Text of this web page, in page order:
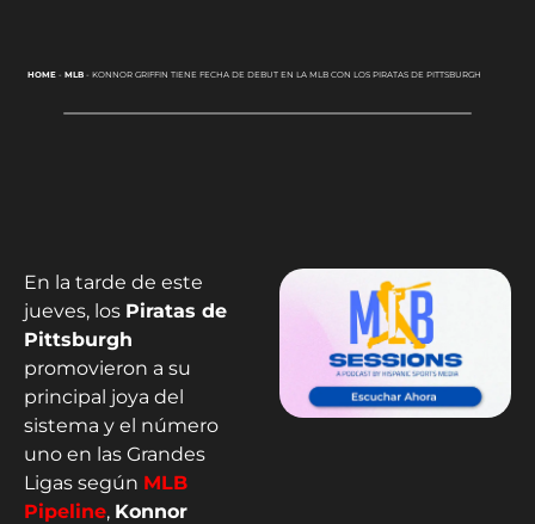
HOME- MLB- KONNOR GRIFFIN TIENE FECHA DE DEBUT EN LA MLB CON LOS PIRATAS DE PITTSBURGH
En la tarde de este
jueves, los Piratas de
Pittsburgh
promovieron a su
principal joya del
sistema y el número
uno en las Grandes
Ligas según MLB
Pipeline, Konnor